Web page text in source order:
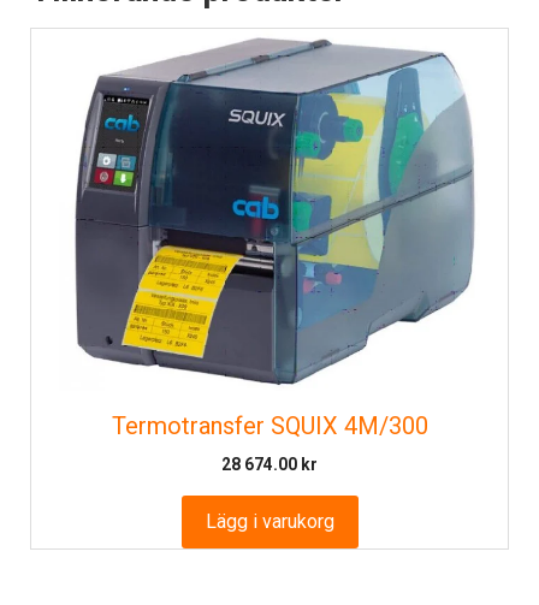
Termotransfer SQUIX 4M/300
28 674.00 kr
Lägg i varukorg